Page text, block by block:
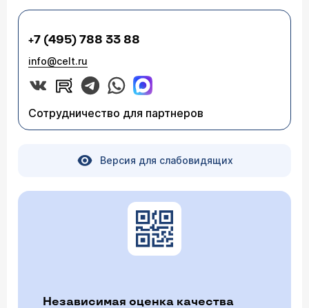
+7 (495) 788 33 88
info@celt.ru
Сотрудничество для партнеров
Версия для слабовидящих
Независимая оценка качества